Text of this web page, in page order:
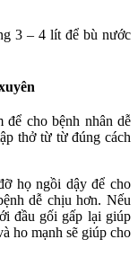
3 – 4 lít để bù nước
cho bệnh nhân dễ
thở từ từ đúng cách
họ ngồi dậy để cho
dễ chịu hơn. Nếu
đầu gối gấp lại giúp
ho mạnh sẽ giúp cho